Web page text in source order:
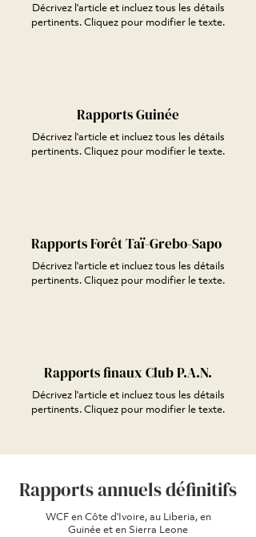
Décrivez l'article et incluez tous les détails
pertinents. Cliquez pour modifier le texte.
Rapports Guinée
Décrivez l'article et incluez tous les détails
pertinents. Cliquez pour modifier le texte.
Rapports Forêt Taï-Grebo-Sapo
Décrivez l'article et incluez tous les détails
pertinents. Cliquez pour modifier le texte.
Rapports finaux Club P.A.N.
Décrivez l'article et incluez tous les détails
pertinents. Cliquez pour modifier le texte.
Rapports annuels définitifs
WCF en Côte d'Ivoire, au Liberia, en
Guinée et en Sierra Leone